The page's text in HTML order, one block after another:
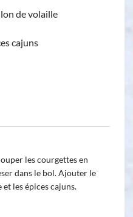
de volaille
cajuns
les courgettes en
dans le bol. Ajouter le
et les épices cajuns.